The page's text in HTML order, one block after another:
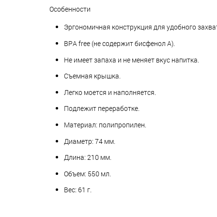
Особенности
Эргономичная конструкция для удобного
BPA free (не содержит бисфенол А).
Не имеет запаха и не меняет вкус напитка.
Съемная крышка.
Легко моется и наполняется.
Подлежит переработке.
Материал: полипропилен.
Диаметр: 74 мм.
Длина: 210 мм.
Объем: 550 мл.
Вес: 61 г.